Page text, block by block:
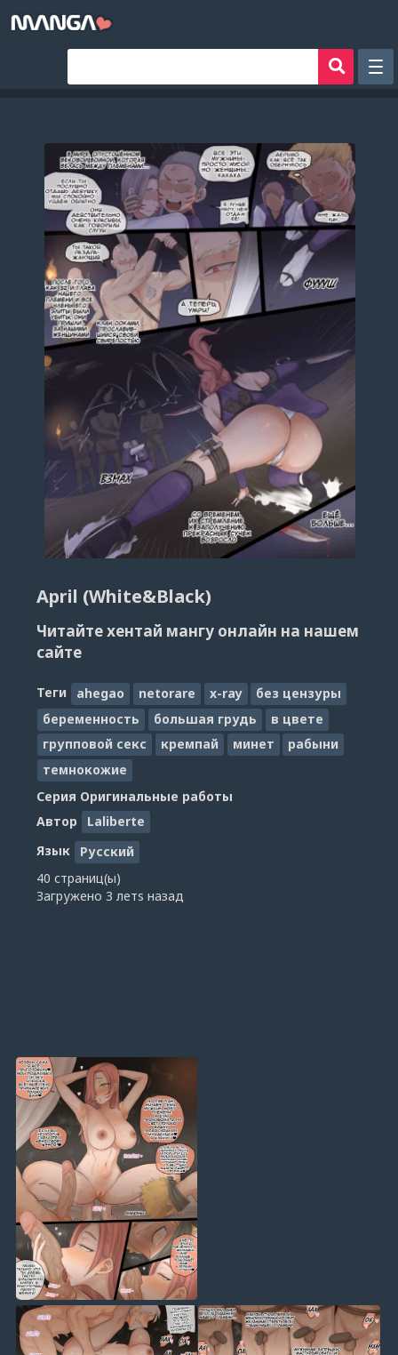
Авторы
Аниме хентай
Сборники манги
Sign in
Register
April (White&Black)
Читайте хентай мангу онлайн на нашем
сайте
Теги ahegao netorare x-ray
без цензуры
беременность
большая грудь
в цвете
групповой секс
кремпай минет
рабыни
темнокожие
Серия Оригинальные работы
Автор
Laliberte
Язык
Русский
40 страниц(ы)
Загружено 3 летs назад